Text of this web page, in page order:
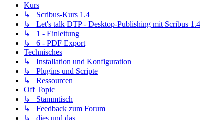
Kurs
↳ Scribus-Kurs 1.4
↳ Let's talk DTP - Desktop-Publishing mit Scribus 1.4
↳ 1 - Einleitung
↳ 6 - PDF Export
Technisches
↳ Installation und Konfiguration
↳ Plugins und Scripte
↳ Ressourcen
Off Topic
↳ Stammtisch
↳ Feedback zum Forum
↳ dies und das